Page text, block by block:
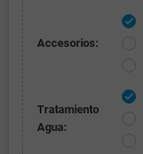
Accesorios:
check
Tratamiento
Agua:
check